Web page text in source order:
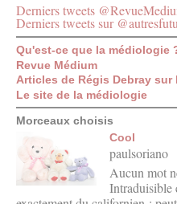
Derniers tweets
Derniers tweets sur
Qu'est-ce que la médiologie
Revue Médium
Articles de Régis Debray sur
Le site de la médiologie
Morceaux choisis
Cool
paulsoriano
Aucun mot
Intraduisible